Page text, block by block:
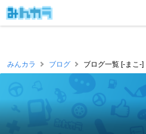
みんカラ ブログ ブログ一覧 [‐まこ‐]